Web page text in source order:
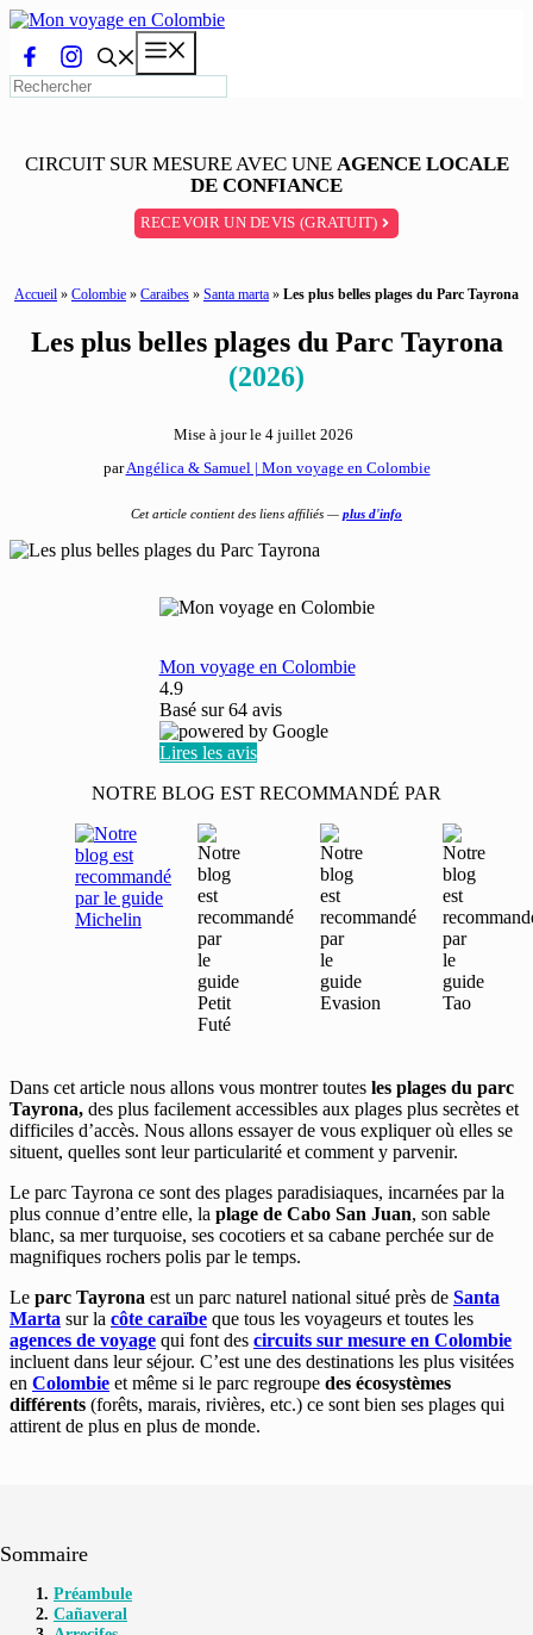
Aller
contenu
CIRCUIT SUR MESURE AVEC UNE AGENCE LOCALE
DE CONFIANCE
RECEVOIR UN DEVIS (GRATUIT)
Accueil » Colombie » Caraibes » Santa marta » Les plus belles plages du Parc Tayrona
Les plus belles plages du Parc Tayrona
(2026)
Mise à jour le 4 juillet 2026
parAngélica & Samuel | Mon voyage en Colombie
Cet article contient des liens affiliés — plus d'info
Mon voyage en Colombie
4.9
Basé sur64avis
Lires les avis
NOTRE BLOG EST RECOMMANDÉ PAR
Dans cet article nous allons vous montrer toutes les plages du parc
Tayrona, des plus facilement accessibles aux plages plus secrètes et
difficiles d’accès. Nous allons essayer de vous expliquer où elles se
situent, quelles sont leur particularité et comment y parvenir.
Le parc Tayrona ce sont des plages paradisiaques, incarnées par la
plus connue d’entre elle, la plage de Cabo San Juan, son sable
blanc, sa mer turquoise, ses cocotiers et sa cabane perchée sur de
magnifiques rochers polis par le temps.
Le parc Tayrona est un parc naturel national situé près de Santa
Marta sur la côte caraïbe que tous les voyageurs et toutes les
agences de voyage qui font des circuits sur mesure en Colombie
incluent dans leur séjour. C’est une des destinations les plus visitées
en Colombie et même si le parc regroupe des écosystèmes
différents (forêts, marais, rivières, etc.) ce sont bien ses plages qui
attirent de plus en plus de monde.
Sommaire
Préambule
Cañaveral